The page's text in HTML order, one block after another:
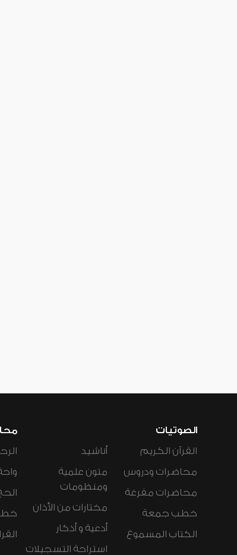
الصوتيات
القرآن الكريم
محاضرات ودروس
محاضرات مفرغة
خطب جمعة
الكتاب المسموع
أناشيد
متون علمية
ومنظومات
مختارات من الأذان
أدعية و أذكار
استراحة التسجيلات